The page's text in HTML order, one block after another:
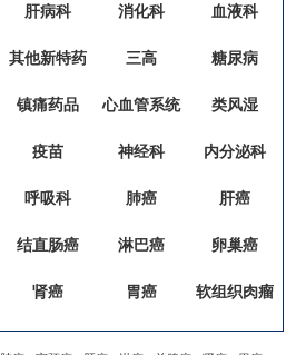
肝病科 消化科 血液科
其他新特药 三高 糖尿病
镇痛药品 心血管系统 类风湿
疫苗 神经科 内分泌科
呼吸科 肺癌 肝癌
结直肠癌 淋巴癌 卵巢癌
肾癌 胃癌 软组织肉瘤